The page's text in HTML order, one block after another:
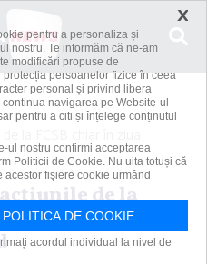
la FCSB chiar în ziua
de la
meciului cu
×
pentru a personaliza și
nostru. Te informăm că ne-am
modificări propuse de
persoanelor fizice în ceea
personal și privind libera
navigarea pe Website-ul
pentru a citi și înțelege conținutul
ul nostru confirmi acceptarea
Politicii de Cookie. Nu uita totuși că
fişiere cookie urmând
DE COOKIE
acordul individual la nivel de